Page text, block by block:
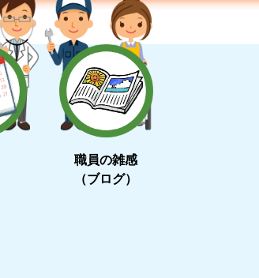
職員の雑感
（ブログ）